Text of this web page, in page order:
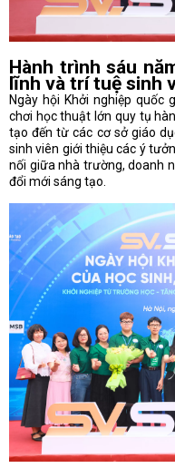
Hành trình sáu
lĩnh và trí tuệ sinh
Ngày hội Khởi nghiệp quốc
chơi học thuật lớn quy tụ
tạo đến từ các cơ sở giáo
sinh viên giới thiệu các ý
nối giữa nhà trường, doanh
đổi mới sáng tạo.